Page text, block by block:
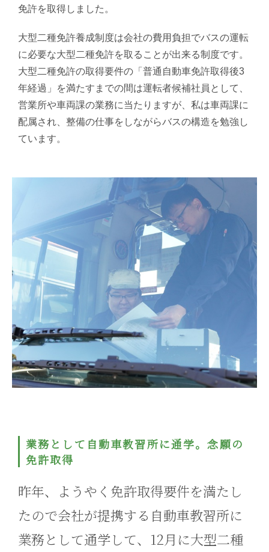
免許を取得しました。
大型二種免許養成制度は会社の費用負担でバスの運転
に必要な大型二種免許を取ることが出来る制度です。
大型二種免許の取得要件の「普通自動車免許取得後3
年経過」を満たすまでの間は運転者候補社員として、
営業所や車両課の業務に当たりますが、私は車両課に
配属され、整備の仕事をしながらバスの構造を勉強し
ています。
業務として自動車教習所に通学。念願の
免許取得
昨年、ようやく免許取得要件を満たし
たので会社が提携する自動車教習所に
業務として通学して、12月に大型二種